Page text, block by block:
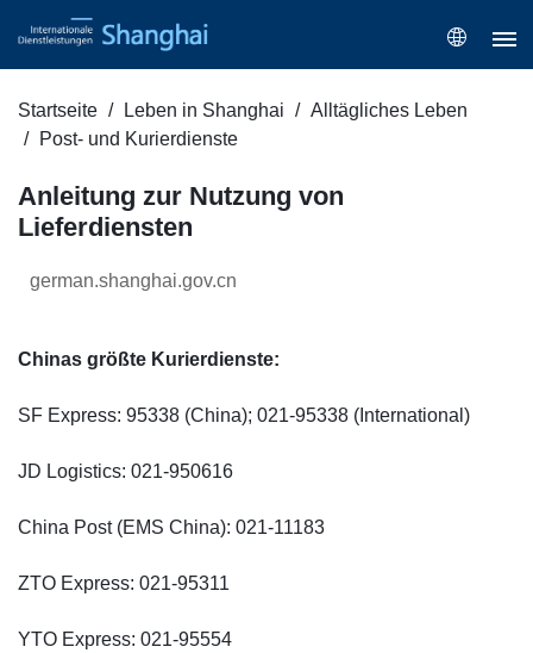
Startseite Leben in Shanghai
Alltägliches Leben
Post- und Kurierdienste
Anleitung zur Nutzung von
Lieferdiensten
german.shanghai.gov.cn
Chinas größte Kurierdienste:
SF Express: 95338 (China); 021-95338 (International)
JD Logistics: 021-950616
China Post (EMS China): 021-11183
ZTO Express: 021-95311
YTO Express: 021-95554